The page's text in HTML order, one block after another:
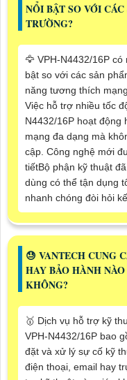
NỔI BẬT SO VỚI
TRƯỜNG?
🦅 VPH-N4432/16P
bật so với các sản
năng tương thích
Việc hỗ trợ nhiều tốc
N4432/16P hoạt động
mạng đa dạng mà
cập. Công nghệ mới
tiếtBộ phận kỹ thuật
dùng có thể tận dụng
nhanh chóng đòi hỏi
😓 VANTECH CUNG
HAY BẢO HÀNH
KHÔNG?
🥇 Dịch vụ hỗ trợ kỹ
VPH-N4432/16P bao
đặt và xử lý sự cố kỹ
điện thoại, email hay